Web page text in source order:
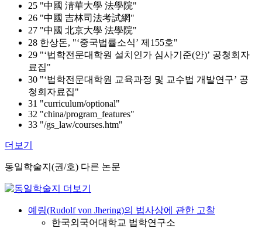
25 "中國 淸華大學 法學院"
26 "中國 吉林司法考試網"
27 "中國 北京大學 法學院"
28 한상돈, "‘중국법률소식’ 제155호"
29 "‘법학전문대학원 설치인가 심사기준(안)’ 공청회자
료집"
30 "‘법학전문대학원 교육과정 및 교수법 개발연구’ 공
청회자료집"
31 "curriculum/optional"
32 "china/program_features"
33 "/gs_law/courses.htm"
더보기
동일학술지(권/호) 다른 논문
예링(Rudolf von Jhering)의 법사상에 관한 고찰
한국외국어대학교 법학연구소